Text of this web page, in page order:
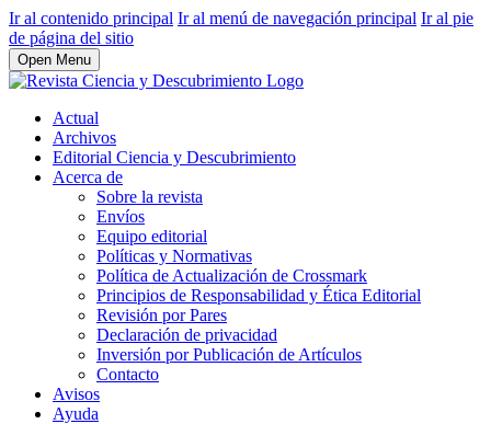
Ir al contenido principal Ir al menú de navegación principal Ir al pie
de página del sitio
Open Menu
Actual
Archivos
Editorial Ciencia y Descubrimiento
Acerca de
Sobre la revista
Envíos
Equipo editorial
Políticas y Normativas
Política de Actualización de Crossmark
Principios de Responsabilidad y Ética Editorial
Revisión por Pares
Declaración de privacidad
Inversión por Publicación de Artículos
Contacto
Avisos
Ayuda